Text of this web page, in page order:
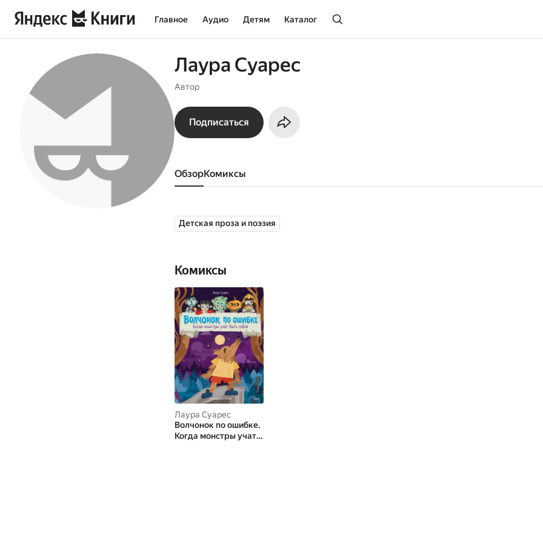
Главное Аудио Детям Каталог
Лаура Суарес
Автор
Подписаться
Обзор комиксы
Детская проза и поэзия
Комиксы
Лаура Суарес
Волчонок по ошибке.
Когда монстры учат